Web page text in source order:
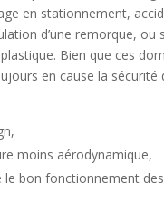
en stationnement,
d’une remorque, ou
Bien que ces
en cause la sécurité
moins aérodynamique,
bon fonctionnement